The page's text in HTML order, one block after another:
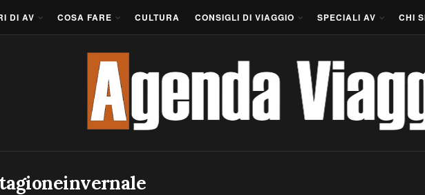
DI AV COSA FARE CULTURA CONSIGLI DI VIAGGIO SPECIALI AV CHI